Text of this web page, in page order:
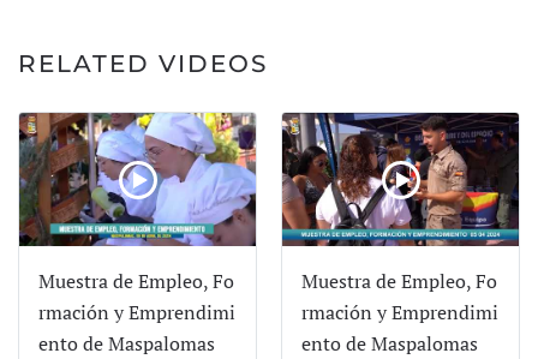
RELATED VIDEOS
Muestra de Empleo, Fo
rmación y Emprendimi
ento de Maspalomas
Muestra de Empleo, Fo
rmación y Emprendimi
ento de Maspalomas